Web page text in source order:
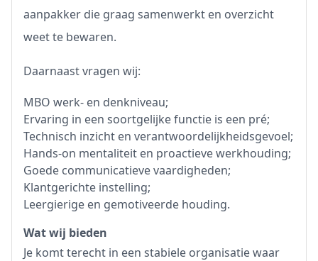
aanpakker die graag samenwerkt en overzicht
weet te bewaren.
Daarnaast vragen wij:
MBO werk- en denkniveau;
Ervaring in een soortgelijke functie is een pré;
Technisch inzicht en verantwoordelijkheidsgevoel;
Hands-on mentaliteit en proactieve werkhouding;
Goede communicatieve vaardigheden;
Klantgerichte instelling;
Leergierige en gemotiveerde houding.
Wat wij bieden
Je komt terecht in een stabiele organisatie waar